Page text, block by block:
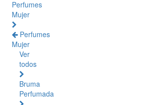
Perfumes
Mujer
Perfumes
Mujer
Ver
todos
Bruma
Perfumada